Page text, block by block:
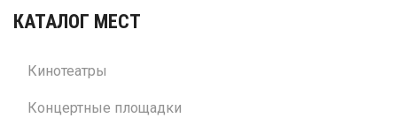
КАТАЛОГ МЕСТ
Кинотеатры
Концертные площадки